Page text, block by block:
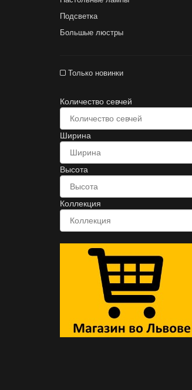
Подсветка
Большые люстры
Только новинки
Количество севчей
Ширина
Высота
Коллекция